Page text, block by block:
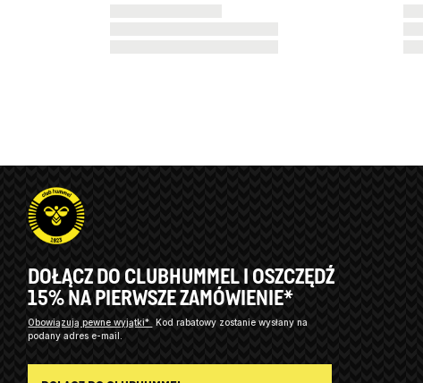
DOŁĄCZ DO CLUBHUMMEL I OSZCZĘDŹ
15% NA PIERWSZE ZAMÓWIENIE*
Obowiązują pewne wyjątki*
Kod rabatowy zostanie wysłany na
podany adres e-mail.